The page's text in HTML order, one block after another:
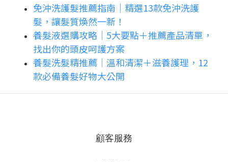
免沖洗護髮推薦指南｜精選13款免沖洗護
髮，讓髮質煥然一新！
養髮液選購攻略｜5大要點＋推薦產品清單，
找出你的頭皮呵護方案
養髮洗髮精推薦｜溫和清潔＋滋養護理，12
款必備養髮好物大公開
顧客服務